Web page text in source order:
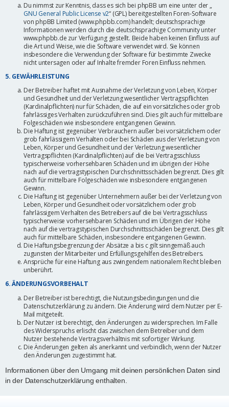
Du nimmst zur Kenntnis, dass es sich bei phpBB um eine unter der „
GNU General Public License v2“ (GPL) bereitgestellten Foren-Software
von phpBB Limited (www.phpbb.com) handelt; deutschsprachige
Informationen werden durch die deutschsprachige Community unter
www.phpbb.de zur Verfügung gestellt. Beide haben keinen Einfluss auf
die Art und Weise, wie die Software verwendet wird. Sie können
insbesondere die Verwendung der Software für bestimmte Zwecke
nicht untersagen oder auf Inhalte fremder Foren Einfluss nehmen.
5. GEWÄHRLEISTUNG
Der Betreiber haftet mit Ausnahme der Verletzung von Leben, Körper
und Gesundheit und der Verletzung wesentlicher Vertragspflichten
(Kardinalpflichten) nur für Schäden, die auf ein vorsätzliches oder grob
fahrlässiges Verhalten zurückzuführen sind. Dies gilt auch für mittelbare
Folgeschäden wie insbesondere entgangenen Gewinn.
Die Haftung ist gegenüber Verbrauchern außer bei vorsätzlichem oder
grob fahrlässigem Verhalten oder bei Schäden aus der Verletzung von
Leben, Körper und Gesundheit und der Verletzung wesentlicher
Vertragspflichten (Kardinalpflichten) auf die bei Vertragsschluss
typischerweise vorhersehbaren Schäden und im übrigen der Höhe
nach auf die vertragstypischen Durchschnittsschäden begrenzt. Dies gilt
auch für mittelbare Folgeschäden wie insbesondere entgangenen
Gewinn.
Die Haftung ist gegenüber Unternehmern außer bei der Verletzung von
Leben, Körper und Gesundheit oder vorsätzlichem oder grob
fahrlässigem Verhalten des Betreibers auf die bei Vertragsschluss
typischerweise vorhersehbaren Schäden und im Übrigen der Höhe
nach auf die vertragstypischen Durchschnittsschäden begrenzt. Dies gilt
auch für mittelbare Schäden, insbesondere entgangenen Gewinn.
Die Haftungsbegrenzung der Absätze a bis c gilt sinngemäß auch
zugunsten der Mitarbeiter und Erfüllungsgehilfen des Betreibers.
Ansprüche für eine Haftung aus zwingendem nationalem Recht bleiben
unberührt.
6. ÄNDERUNGSVORBEHALT
Der Betreiber ist berechtigt, die Nutzungsbedingungen und die
Datenschutzerklärung zu ändern. Die Änderung wird dem Nutzer per E-
Mail mitgeteilt.
Der Nutzer ist berechtigt, den Änderungen zu widersprechen. Im Falle
des Widerspruchs erlischt das zwischen dem Betreiber und dem
Nutzer bestehende Vertragsverhältnis mit sofortiger Wirkung.
Die Änderungen gelten als anerkannt und verbindlich, wenn der Nutzer
den Änderungen zugestimmt hat.
Informationen über den Umgang mit deinen persönlichen Daten sind
in der Datenschutzerklärung enthalten.